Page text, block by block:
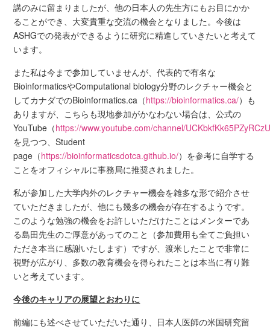
講のみに留まりましたが、他の日本人の先生方にもお目にかか
ることができ、大変貴重な交流の機会となりました。今後は
ASHGでの発表ができるように研究に精進していきたいと考えて
います。
また私は今まで参加していませんが、代表的で有名な
BioinformaticsやComputational biology分野のレクチャー機会と
してカナダでのBioinformatics.ca（https://bioinformatics.ca/）も
ありますが、こちらも現地参加がかなわない場合は、公式の
YouTube（https://www.youtube.com/channel/
を見つつ、Student
page（https://bioinformaticsdotca.github.io/）を参考に自学する
ことをオフィシャルに事務局に推奨されました。
私が参加した大学内外のレクチャー機会を雑多な形で紹介させ
ていただきましたが、他にも幾多の機会が存在するようです。
このような勉強の機会をお許しいただけたことはメンターであ
る島田先生のご厚意があってのこと（参加費用も全てご負担い
ただき本当に感謝いたします）ですが、渡米したことで非常に
視野が広がり、多数の教育機会を得られたことは本当に有り難
いと考えています。
今後のキャリアの展望とおわりに
前編にも述べさせていただいた通り、日本人医師の米国研究留